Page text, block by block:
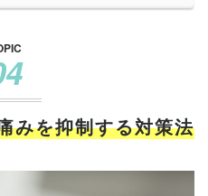
みを抑制する対策法